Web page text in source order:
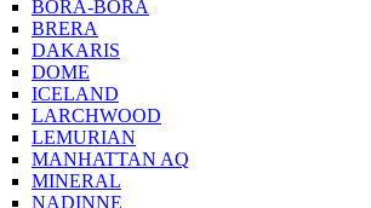
BORA-BORA
BRERA
DAKARIS
DOME
ICELAND
LARCHWOOD
LEMURIAN
MANHATTAN AQ
MINERAL
NADINNE